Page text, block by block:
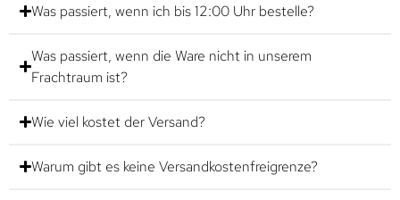
Was passiert, wenn ich bis 12:00 Uhr bestelle?
Was passiert, wenn die Ware nicht in unserem
Frachtraum ist?
Wie viel kostet der Versand?
Warum gibt es keine Versandkostenfreigrenze?